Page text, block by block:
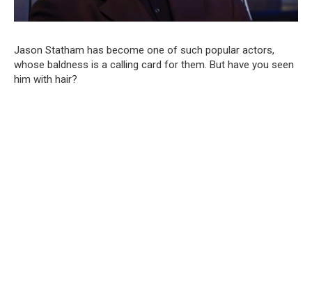
Jason Statham has become one of such popular actors,
whose baldness is a calling card for them. But have you seen
him with hair?